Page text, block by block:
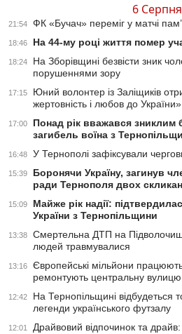
6 Серпня
21:54 ФК «Бучач» переміг у матчі
18:46 На 44-му році життя помер
18:24
На Зборівщині безвісти зник
порушеннями зору
17:15
Юний волонтер із Заліщиків
жертовність і любов до України»
17:00
Понад рік вважався зниклим
загибель воїна з
16:48 У Тернополі зафіксували
15:39
Боронячи Україну, загинув
ради Тернополя двох
15:09
Майже рік надії:
України з Тернопільщини
13:38
Смертельна ДТП на
людей травмувалися
13:16
Європейські мільйони
ремонтують центральну вулицю
12:42
На Тернопільщині відбудеться
легенди українського футзалу
12:01
Драйвовий відпочинок та